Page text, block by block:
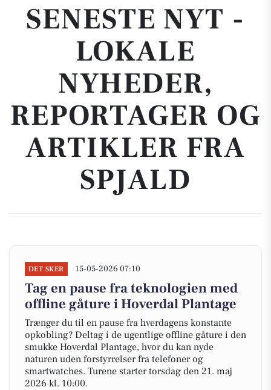
SENESTE NYT -
LOKALE
NYHEDER,
REPORTAGER OG
ARTIKLER FRA
SPJALD
DET SKER 15-05-2026 07:10
Tag en pause fra teknologien med
offline gåture i Hoverdal Plantage
Trænger du til en pause fra hverdagens konstante
opkobling? Deltag i de ugentlige offline gåture i den
smukke Hoverdal Plantage, hvor du kan nyde
naturen uden forstyrrelser fra telefoner og
smartwatches. Turene starter torsdag den 21. maj
2026 kl. 10:00.